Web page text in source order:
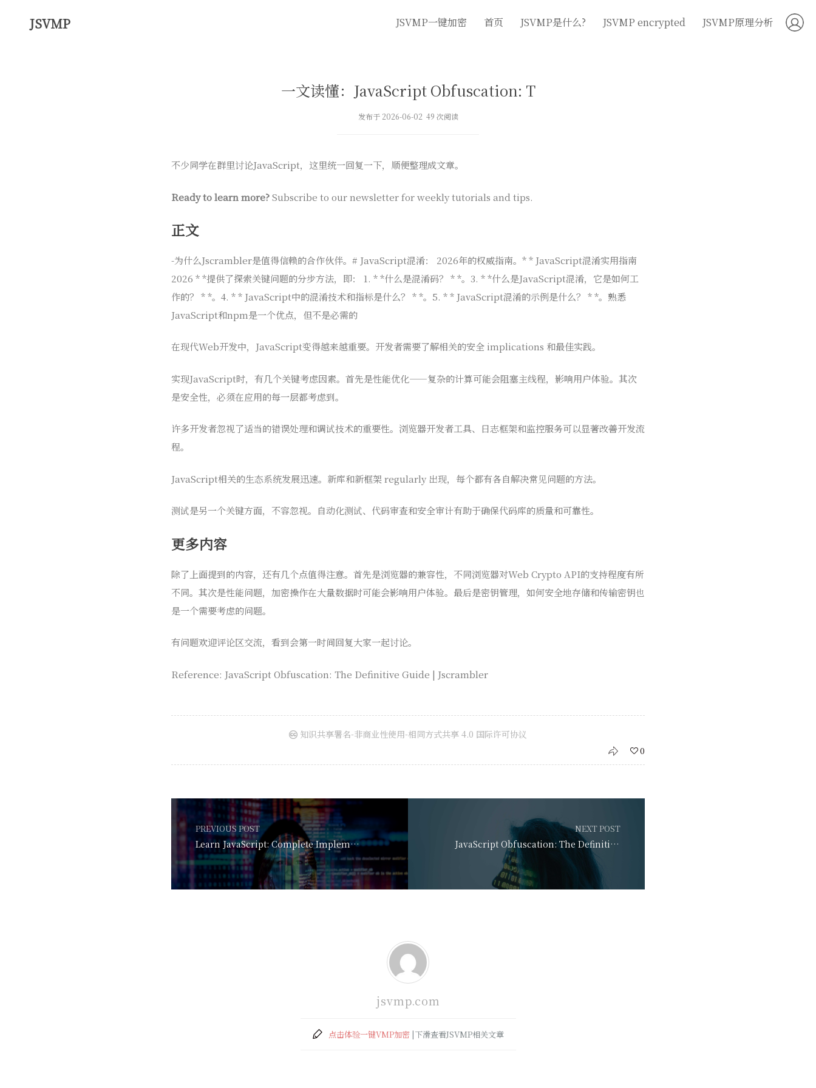
JSVMP JSVMP一键加密 首页 JSVMP是什么? JSVMP encrypted JSVMP原理分析
一文读懂：JavaScript Obfuscation: T
发布于 2026-06-02 49 次阅读
不少同学在群里讨论JavaScript，这里统一回复一下，顺便整理成文章。
Ready to learn more?Subscribe to our newsletter for weekly tutorials and tips.
正文
-为什么Jscrambler是值得信赖的合作伙伴。# JavaScript混淆： 2026年的权威指南。* * JavaScript混淆实用指南
2026 * *提供了探索关键问题的分步方法，即： 1. * *什么是混淆码？ * *。3. * *什么是JavaScript混淆，它是如何工
作的？ * *。4. * * JavaScript中的混淆技术和指标是什么？ * *。5. * * JavaScript混淆的示例是什么？ * *。熟悉
JavaScript和npm是一个优点，但不是必需的
在现代Web开发中，JavaScript变得越来越重要。开发者需要了解相关的安全 implications 和最佳实践。
实现JavaScript时，有几个关键考虑因素。首先是性能优化——复杂的计算可能会阻塞主线程，影响用户体验。其次
是安全性，必须在应用的每一层都考虑到。
许多开发者忽视了适当的错误处理和调试技术的重要性。浏览器开发者工具、日志框架和监控服务可以显著改善开发流
程。
JavaScript相关的生态系统发展迅速。新库和新框架 regularly 出现，每个都有各自解决常见问题的方法。
测试是另一个关键方面，不容忽视。自动化测试、代码审查和安全审计有助于确保代码库的质量和可靠性。
更多内容
除了上面提到的内容，还有几个点值得注意。首先是浏览器的兼容性，不同浏览器对Web Crypto API的支持程度有所
不同。其次是性能问题，加密操作在大量数据时可能会影响用户体验。最后是密钥管理，如何安全地存储和传输密钥也
是一个需要考虑的问题。
有问题欢迎评论区交流，看到会第一时间回复大家一起讨论。
Reference: JavaScript Obfuscation: The Definitive Guide | Jscrambler
知识共享署名-非商业性使用-相同方式共享 4.0 国际许可协议
0
PREVIOUS POST
Learn JavaScript: Complete Implementation Guide
NEXT POST
JavaScript Obfuscation: The Definitive Guide | Jsc
jsvmp.com
点击体验一键VMP加密 |下滑查看JSVMP相关文章